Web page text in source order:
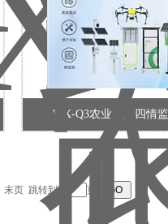
WX-Q3农业大田四情
末页 跳转到第 页